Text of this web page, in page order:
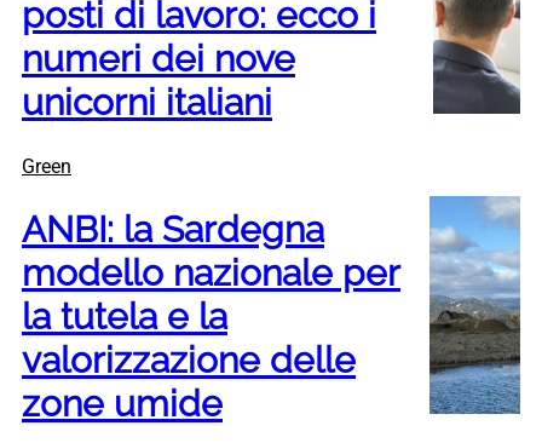
posti di lavoro: ecco i
numeri dei nove
unicorni italiani
Green
ANBI: la Sardegna
modello nazionale per
la tutela e la
valorizzazione delle
zone umide